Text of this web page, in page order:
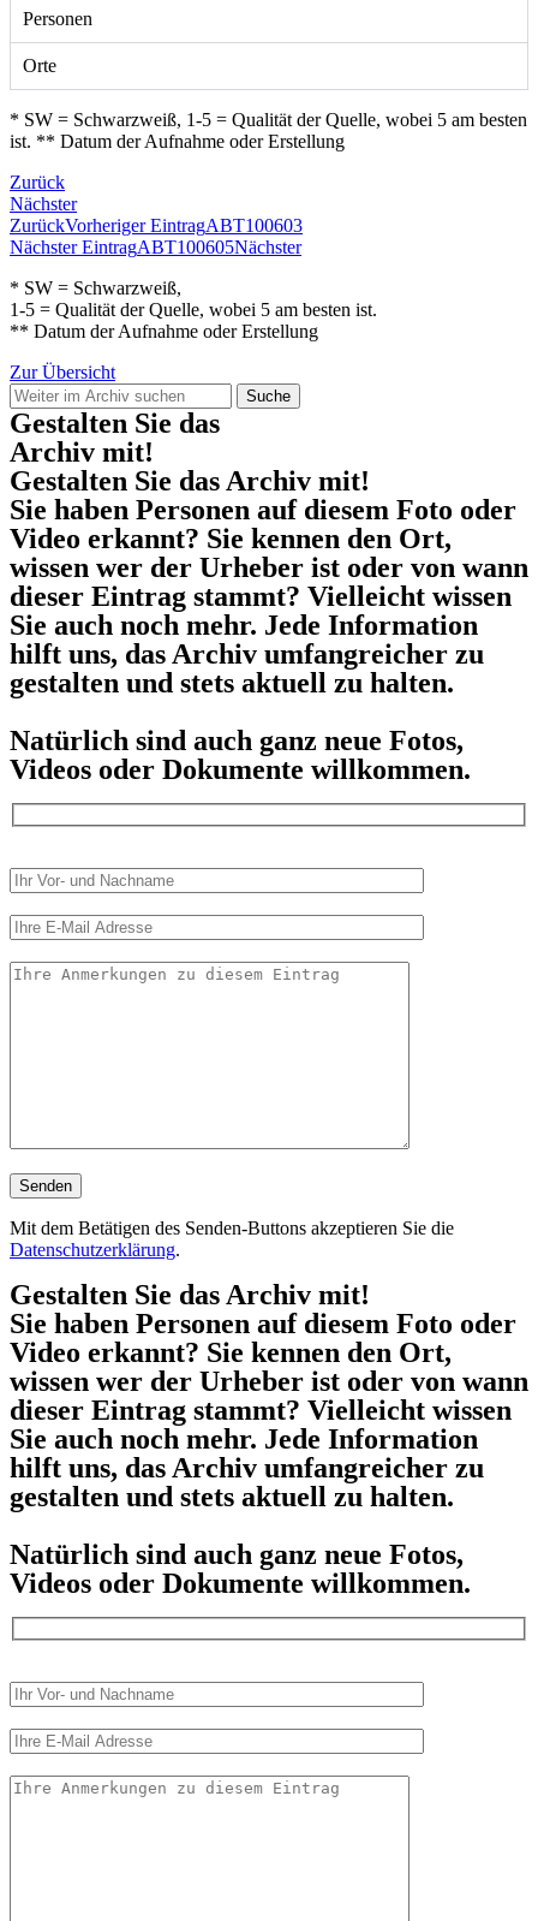
Personen
Orte
* SW = Schwarzweiß, 1-5 = Qualität der Quelle, wobei 5 am besten
ist. ** Datum der Aufnahme oder Erstellung
Zurück
Nächster
ZurückVorheriger EintragABT100603
Nächster EintragABT100605Nächster
* SW = Schwarzweiß,
1-5 = Qualität der Quelle, wobei 5 am besten ist.
** Datum der Aufnahme oder Erstellung
Zur Übersicht
Suche
Gestalten Sie das
Archiv mit!
Gestalten Sie das Archiv mit!
Sie haben Personen auf diesem Foto oder
Video erkannt? Sie kennen den Ort,
wissen wer der Urheber ist oder von wann
dieser Eintrag stammt? Vielleicht wissen
Sie auch noch mehr. Jede Information
hilft uns, das Archiv umfangreicher zu
gestalten und stets aktuell zu halten.
Natürlich sind auch ganz neue Fotos,
Videos oder Dokumente willkommen.
Mit dem Betätigen des Senden-Buttons akzeptieren Sie die
Datenschutzerklärung.
Gestalten Sie das Archiv mit!
Sie haben Personen auf diesem Foto oder
Video erkannt? Sie kennen den Ort,
wissen wer der Urheber ist oder von wann
dieser Eintrag stammt? Vielleicht wissen
Sie auch noch mehr. Jede Information
hilft uns, das Archiv umfangreicher zu
gestalten und stets aktuell zu halten.
Natürlich sind auch ganz neue Fotos,
Videos oder Dokumente willkommen.